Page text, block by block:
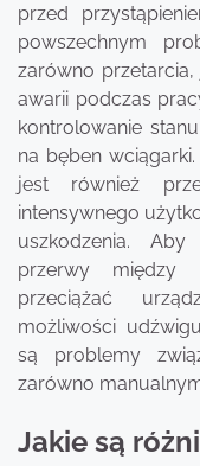
przed
powszechnym
zarówno
awarii podczas
kontrolowanie
na bęben
jest również
intensywnego
uszkodzenia.
przerwy między
przeciążać
możliwości
są problemy
zarówno
Jakie są